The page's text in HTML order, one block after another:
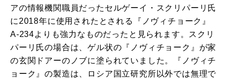
アの情報機関職員だったセルゲーイ・スクリパーリ氏
に2018年に使用されたとされる『ノヴィチョーク』
A-234よりも強力なものだったと見られます。スクリ
パーリ氏の場合は、ゲル状の『ノヴィチョーク』が家
の玄関ドアーのノブに塗られていました。『ノヴィチ
ョーク』の製造は、ロシア国立研究所以外では無理で